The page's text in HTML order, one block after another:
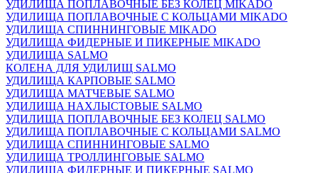
УДИЛИЩА ПОПЛАВОЧНЫЕ БЕЗ КОЛЕЦ MIKADO
УДИЛИЩА ПОПЛАВОЧНЫЕ С КОЛЬЦАМИ MIKADO
УДИЛИЩА СПИННИНГОВЫЕ MIKADO
УДИЛИЩА ФИДЕРНЫЕ И ПИКЕРНЫЕ MIKADO
УДИЛИЩА SALMO
КОЛЕНА ДЛЯ УДИЛИЩ SALMO
УДИЛИЩА КАРПОВЫЕ SALMO
УДИЛИЩА МАТЧЕВЫЕ SALMO
УДИЛИЩА НАХЛЫСТОВЫЕ SALMO
УДИЛИЩА ПОПЛАВОЧНЫЕ БЕЗ КОЛЕЦ SALMO
УДИЛИЩА ПОПЛАВОЧНЫЕ С КОЛЬЦАМИ SALMO
УДИЛИЩА СПИННИНГОВЫЕ SALMO
УДИЛИЩА ТРОЛЛИНГОВЫЕ SALMO
УДИЛИЩА ФИДЕРНЫЕ И ПИКЕРНЫЕ SALMO